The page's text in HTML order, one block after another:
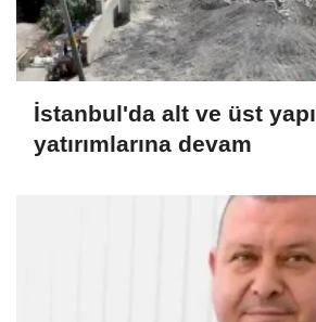
İstanbul'da alt ve üst yapı
yatırımlarına devam